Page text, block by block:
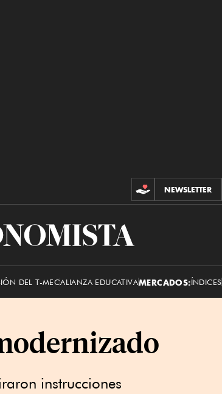
CONTRIBUCIONES
NEWSLETTER
El
DEL T-MECALIANZA EDUCATIVAMERCADOS:ÍNDICES
instrucciones